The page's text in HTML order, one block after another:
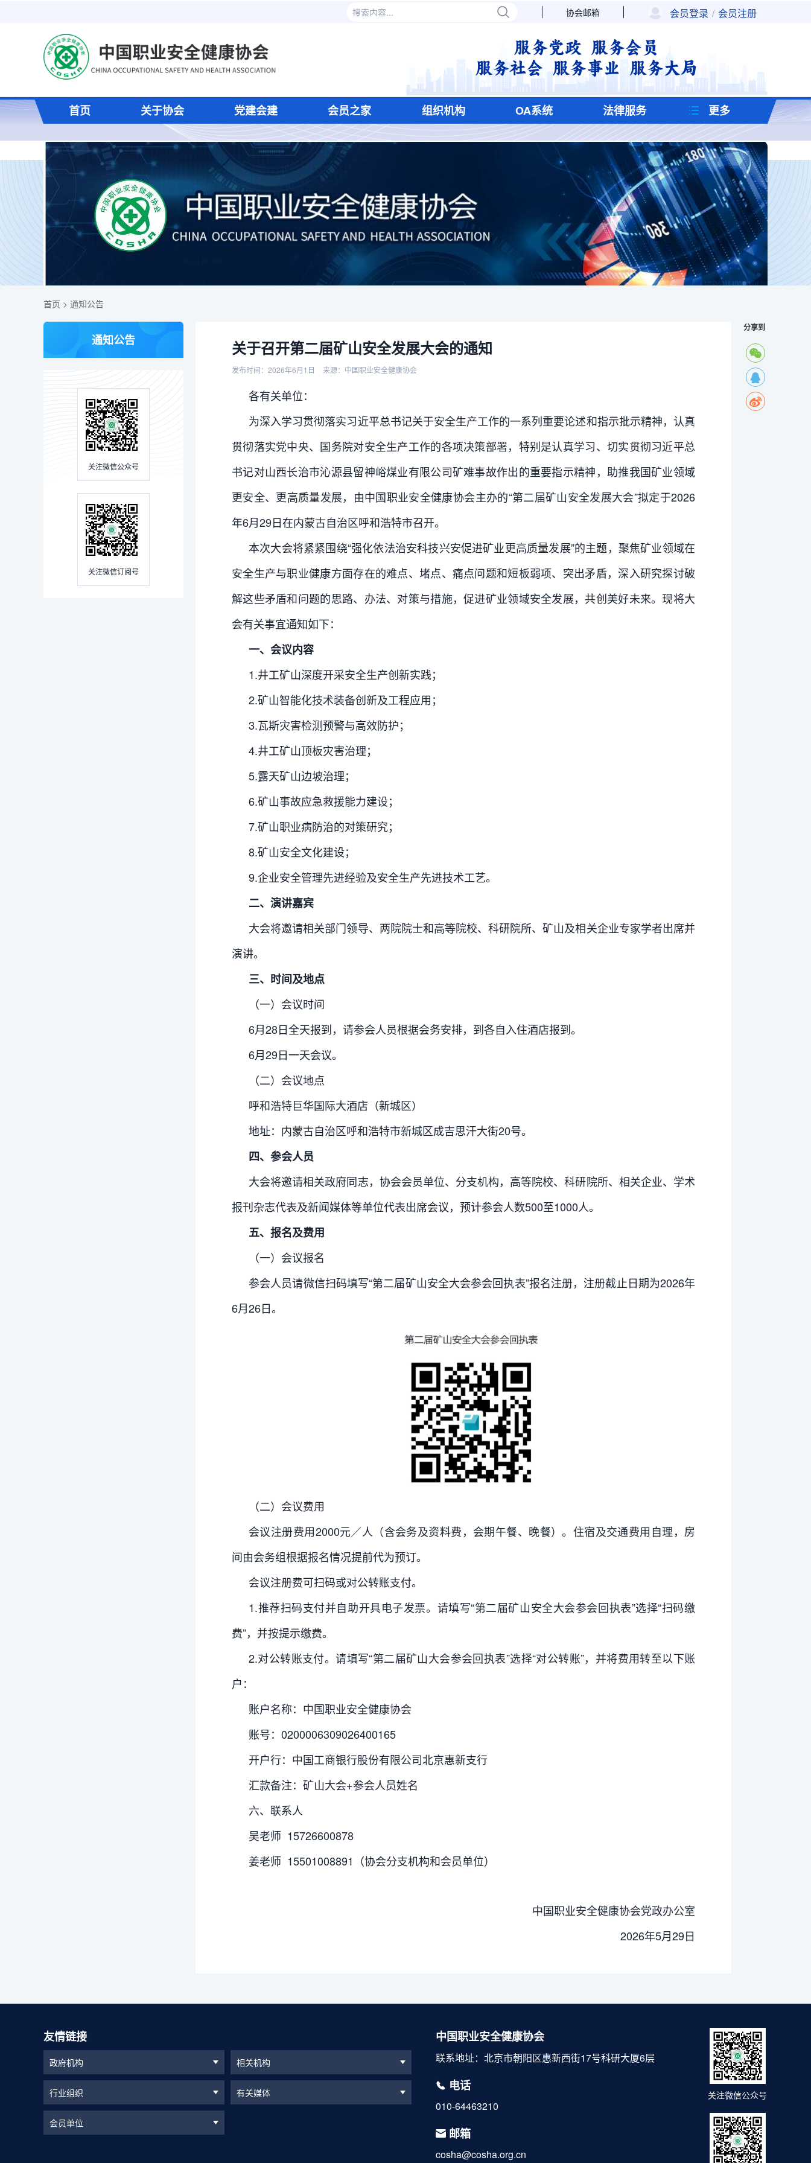
协会邮箱 会员登录 / 会员注册
首页 关于协会 党建会建 会员之家 组织机构 OA系统 法律服务 更多
首页 > 通知公告
通知公告
关注微信公众号
关注微信订阅号
关于召开第二届矿山安全发展大会的通知
发布时间：2026年6月1日 来源：中国职业安全健康协会
各有关单位：
为深入学习贯彻落实习近平总书记关于安全生产工作的一系列重要论述和指示批示精神，认真
贯彻落实党中央、国务院对安全生产工作的各项决策部署，特别是认真学习、切实贯彻习近平总
书记对山西长治市沁源县留神峪煤业有限公司矿难事故作出的重要指示精神，助推我国矿业领域
更安全、更高质量发展，由中国职业安全健康协会主办的“第二届矿山安全发展大会”拟定于2026
年6月29日在内蒙古自治区呼和浩特市召开。
本次大会将紧紧围绕“强化依法治安科技兴安促进矿业更高质量发展”的主题，聚焦矿业领域在
安全生产与职业健康方面存在的难点、堵点、痛点问题和短板弱项、突出矛盾，深入研究探讨破
解这些矛盾和问题的思路、办法、对策与措施，促进矿业领域安全发展，共创美好未来。现将大
会有关事宜通知如下：
一、会议内容
1.井工矿山深度开采安全生产创新实践；
2.矿山智能化技术装备创新及工程应用；
3.瓦斯灾害检测预警与高效防护；
4.井工矿山顶板灾害治理；
5.露天矿山边坡治理；
6.矿山事故应急救援能力建设；
7.矿山职业病防治的对策研究；
8.矿山安全文化建设；
9.企业安全管理先进经验及安全生产先进技术工艺。
二、演讲嘉宾
大会将邀请相关部门领导、两院院士和高等院校、科研院所、矿山及相关企业专家学者出席并
演讲。
三、时间及地点
（一）会议时间
6月28日全天报到，请参会人员根据会务安排，到各自入住酒店报到。
6月29日一天会议。
（二）会议地点
呼和浩特巨华国际大酒店（新城区）
地址：内蒙古自治区呼和浩特市新城区成吉思汗大街20号。
四、参会人员
大会将邀请相关政府同志，协会会员单位、分支机构，高等院校、科研院所、相关企业、学术
报刊杂志代表及新闻媒体等单位代表出席会议，预计参会人数500至1000人。
五、报名及费用
（一）会议报名
参会人员请微信扫码填写“第二届矿山安全大会参会回执表”报名注册，注册截止日期为2026年
6月26日。
（二）会议费用
会议注册费用2000元／人（含会务及资料费，会期午餐、晚餐）。住宿及交通费用自理，房
间由会务组根据报名情况提前代为预订。
会议注册费可扫码或对公转账支付。
1.推荐扫码支付并自助开具电子发票。请填写“第二届矿山安全大会参会回执表”选择“扫码缴
费”，并按提示缴费。
2.对公转账支付。请填写“第二届矿山大会参会回执表”选择“对公转账”，并将费用转至以下账
户：
账户名称：中国职业安全健康协会
账号：0200006309026400165
开户行：中国工商银行股份有限公司北京惠新支行
汇款备注：矿山大会+参会人员姓名
六、联系人
吴老师 15726600878
姜老师 15501008891（协会分支机构和会员单位）
中国职业安全健康协会党政办公室
2026年5月29日
分享到
友情链接
政府机构 相关机构
行业组织 有关媒体
会员单位
中国职业安全健康协会
联系地址：北京市朝阳区惠新西街17号科研大厦6层
电话
010-64463210
邮箱
cosha@cosha.org.cn
关注微信公众号